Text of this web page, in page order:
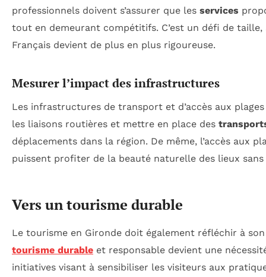
professionnels doivent s’assurer que les services
tout en demeurant compétitifs. C’est un défi de
Français devient de plus en plus rigoureuse.
Mesurer l’impact des infrastructures
Les infrastructures de transport et d’accès aux
les liaisons routières et mettre en place des
déplacements dans la région. De même, l’accès aux
puissent profiter de la beauté naturelle des lieux
Vers un tourisme durable
Le tourisme en Gironde doit également réfléchir à
tourisme durable et responsable devient une
initiatives visant à sensibiliser les visiteurs aux